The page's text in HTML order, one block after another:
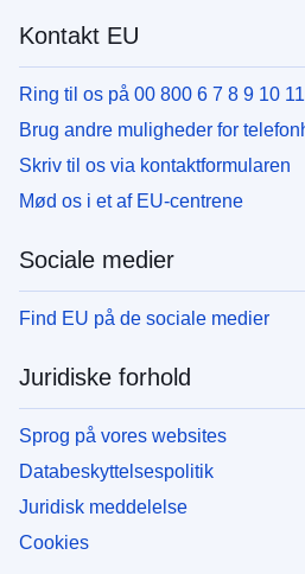
Kontakt EU
Ring til os på 00 800 6 7 8 9 10 11
Brug andre muligheder for
Skriv til os via kontaktformularen
Mød os i et af EU-centrene
Sociale medier
Find EU på de sociale medier
Juridiske forhold
Sprog på vores websites
Databeskyttelsespolitik
Juridisk meddelelse
Cookies